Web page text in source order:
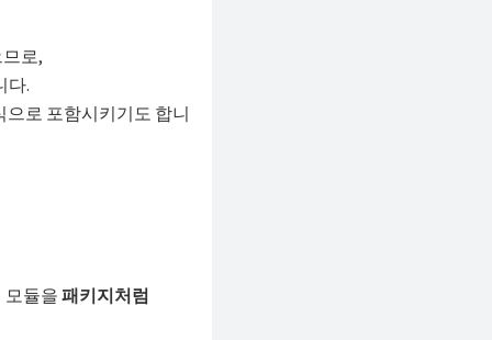
로,
다.
로 포함시키기도 합니
모듈을 패키지처럼